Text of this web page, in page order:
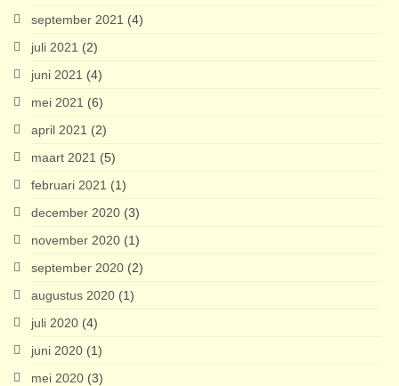
september 2021 (4)
juli 2021 (2)
juni 2021 (4)
mei 2021 (6)
april 2021 (2)
maart 2021 (5)
februari 2021 (1)
december 2020 (3)
november 2020 (1)
september 2020 (2)
augustus 2020 (1)
juli 2020 (4)
juni 2020 (1)
mei 2020 (3)